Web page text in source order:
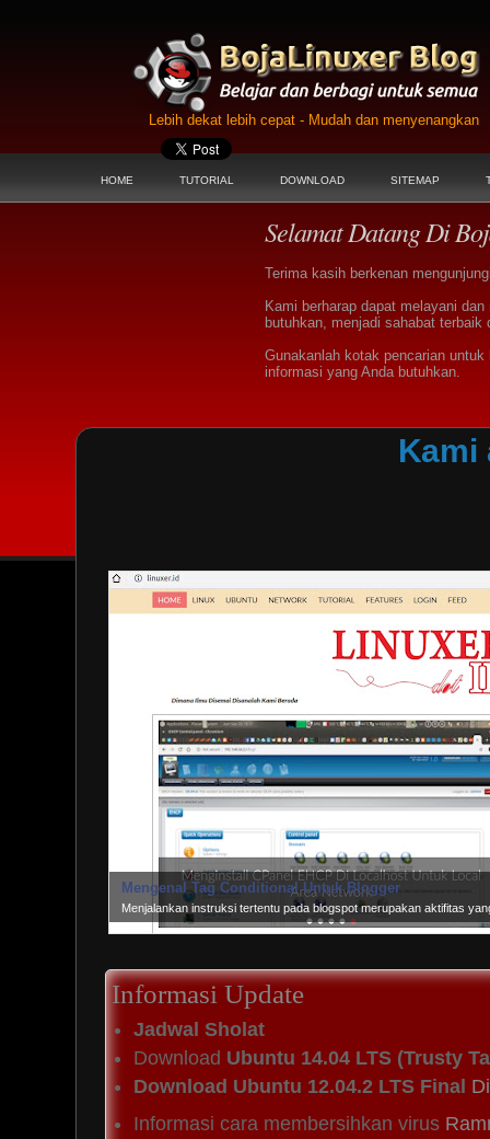
Lebih dekat lebih cepat - Mudah dan menyenangkan
HOME TUTORIAL DOWNLOAD SITEMAP
Selamat Datang Di
Terima kasih berkenan
Kami berharap dapat melayani
butuhkan, menjadi sahabat
Gunakanlah kotak pencarian
informasi yang Anda butuhkan.
Kami
Mengenal Tag Conditional Untuk Blogger
Menjalankan instruksi tertentu pada blogspot merupakan aktifitas
Informasi Update
Jadwal Sholat
Download Ubuntu 14.04 LTS (Trusty
Download Ubuntu 12.04.2 LTS Final
Informasi cara membersihkan virus